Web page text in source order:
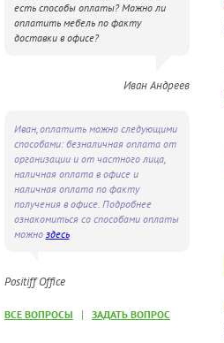
есть способы оплаты? Можно ли
оплатить мебель по факту
доставки в офисе?
Иван Андреев
Иван, оплатить можно следующими
способами: безналичная оплата от
организации и от частного лица,
наличная оплата в офисе и
наличная оплата по факту
получения в офисе. Подробнее
ознакомиться со способами оплаты
можно здесь
Positiff Office
ВСЕ ВОПРОСЫ | ЗАДАТЬ ВОПРОС